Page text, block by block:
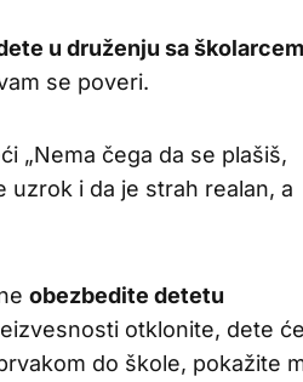
u druženju sa
se poveri.
„Nema čega da se plašiš,
uzrok i da je strah realan, a
obezbedite detetu
otklonite, dete će
do škole, pokažite